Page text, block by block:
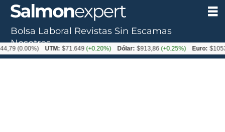
Bolsa Laboral Revistas Sin Escamas
Nosotros
UTM: $71.649(+0.20%) Dólar: $913,86(+0.25%) Euro: $1053,08(-